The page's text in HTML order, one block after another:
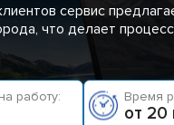
сервис
что делает
работу: Время
от 20